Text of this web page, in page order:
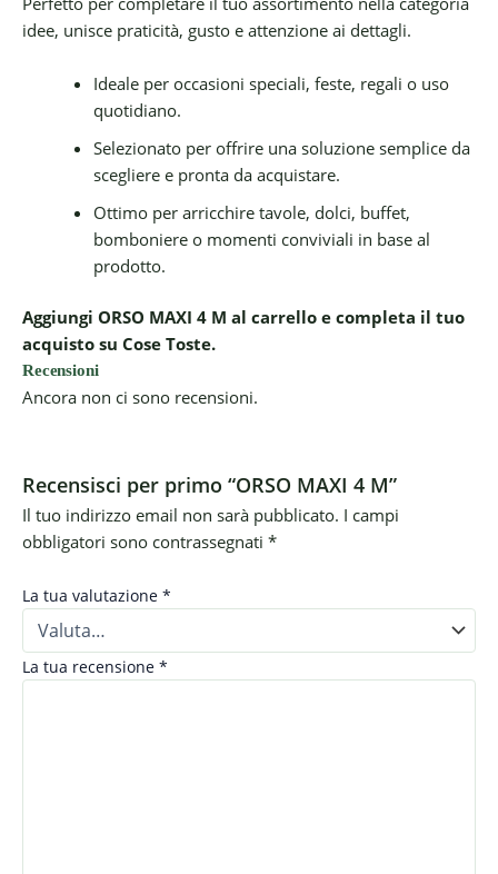
idee, unisce praticità, gusto e attenzione ai dettagli.
Ideale per occasioni speciali, feste, regali o uso
quotidiano.
Selezionato per offrire una soluzione semplice da
scegliere e pronta da acquistare.
Ottimo per arricchire tavole, dolci, buffet,
bomboniere o momenti conviviali in base al
prodotto.
Aggiungi ORSO MAXI 4 M al carrello e completa il tuo
acquisto su Cose Toste.
Recensioni
Ancora non ci sono recensioni.
Recensisci per primo “ORSO MAXI 4 M”
Il tuo indirizzo email non sarà pubblicato. I campi
obbligatori sono contrassegnati *
La tua valutazione *
La tua recensione *